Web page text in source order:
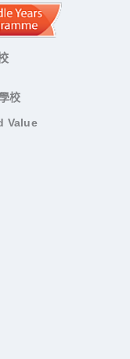
校
Value